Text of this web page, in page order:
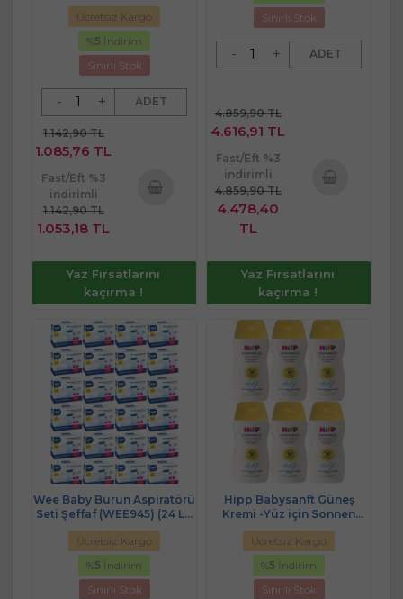
Ücretsiz Kargo
%5 İndirim
Sınırlı Stok
- + ADET
1.142,90 TL
1.085,76 TL
Fast/Eft %3
indirimli
1.142,90 TL
1.053,18 TL
Yaz Fırsatlarını
kaçırma !
Sınırlı Stok
- + ADET
4.859,90 TL
4.616,91 TL
Fast/Eft %3
indirimli
4.859,90 TL
4.478,40
TL
Yaz Fırsatlarını
kaçırma !
Wee Baby Burun Aspiratörü
Seti Şeffaf (WEE945) (24 Lü
Set)
Ücretsiz Kargo
%5 İndirim
Sınırlı Stok
Hipp Babysanft Güneş
Kremi -Yüz için Sonnen
Gesıchtscreme 30 Faktör
Ultra Sensıtıv 50ML (6 Lı Set)
Ücretsiz Kargo
%5 İndirim
Sınırlı Stok